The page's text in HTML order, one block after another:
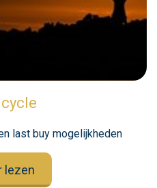
last buy mogelijkheden
lezen